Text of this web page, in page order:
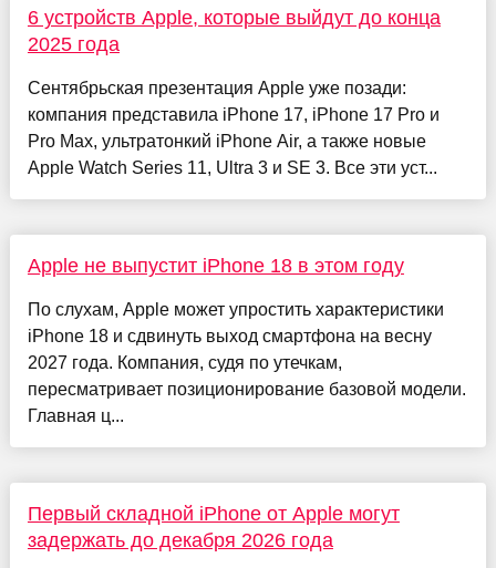
6 устройств Apple, которые выйдут до конца
2025 года
Сентябрьская презентация Apple уже позади:
компания представила iPhone 17, iPhone 17 Pro и
Pro Max, ультратонкий iPhone Air, а также новые
Apple Watch Series 11, Ultra 3 и SE 3. Все эти уст...
Apple не выпустит iPhone 18 в этом году
По слухам, Apple может упростить характеристики
iPhone 18 и сдвинуть выход смартфона на весну
2027 года. Компания, судя по утечкам,
пересматривает позиционирование базовой модели.
Главная ц...
Первый складной iPhone от Apple могут
задержать до декабря 2026 года